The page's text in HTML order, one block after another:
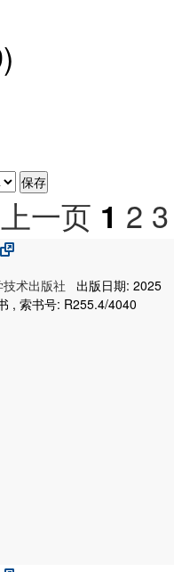
一页 1 2 3
术出版社
出版日期: 2025
, 索书号: R255.4/4040